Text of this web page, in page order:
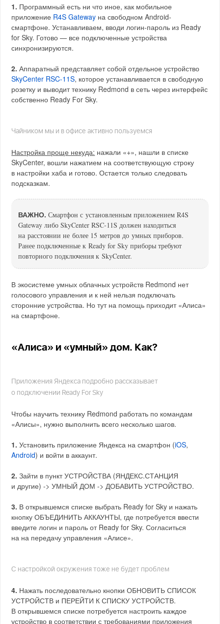
1. Программный есть ни что иное, как мобильное
приложение R4S Gateway на свободном Android-
смартфоне. Устанавливаем, вводи логин-пароль из Ready
for Sky. Готово — все подключенные устройства
синхронизируются.
2. Аппаратный представляет собой отдельное устройство
SkyCenter RSC-11S, которое устанавливается в свободную
розетку и выводит технику Redmond в сеть через интерфейс
собственно Ready For Sky.
Чайником мы и в офисе активно пользуемся
Настройка проще некуда: нажали «+», нашли в списке
SkyCenter, вошли нажатием на соответствующую строку
в настройки хаба и готово. Остается только следовать
подсказкам.
ВАЖНО. Смартфон с установленным приложением R4S
Gateway либо SkyCenter RSC-11S должен находиться
на расстоянии не более 15 метров до умных приборов.
Ранее подключенные к Ready for Sky приборы требуют
повторного подключения к SkyCenter.
В экосистеме умных облачных устройств Redmond нет
голосового управления и к ней нельзя подключать
сторонние устройства. Но тут на помощь приходит «Алиса»
на смартфоне.
«Алиса» и «умный» дом. Как?
Приложения Яндекса подробно рассказывает
о подключении Ready For Sky
Чтобы научить технику Redmond работать по командам
«Алисы», нужно выполнить всего несколько шагов.
1. Установить приложение Яндекса на смартфон (iOS,
Android) и войти в аккаунт.
2. Зайти в пункт УСТРОЙСТВА (ЯНДЕКС.СТАНЦИЯ
и другие) -> УМНЫЙ ДОМ -> ДОБАВИТЬ УСТРОЙСТВО.
3. В открывшемся списке выбрать Ready for Sky и нажать
кнопку ОБЪЕДИНИТЬ АККАУНТЫ, где потребуется ввести
введите логин и пароль от Ready for Sky. Согласиться
на на передачу управления «Алисе».
C настройкой окружения тоже не будет проблем
4. Нажать последовательно кнопки ОБНОВИТЬ СПИСОК
УСТРОЙСТВ и ПЕРЕЙТИ К СПИСКУ УСТРОЙСТВ.
В открывшемся списке потребуется настроить каждое
устройство в соответствии с требованиями приложения